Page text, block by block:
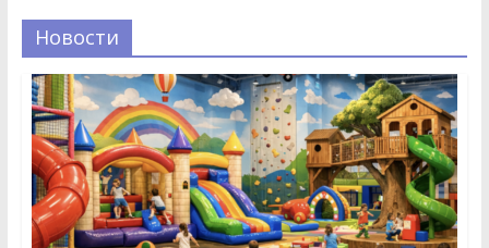
Новости